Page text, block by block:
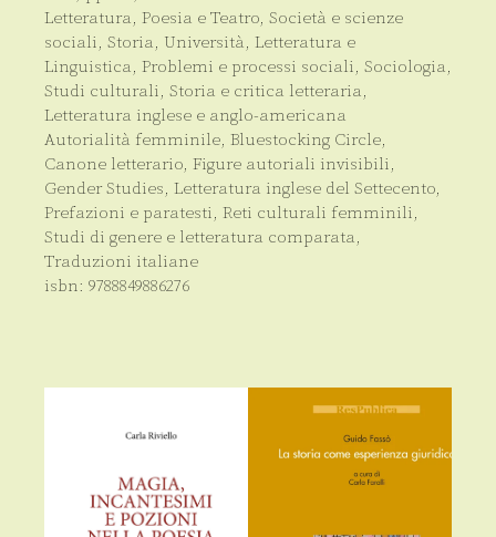
Letteratura, Poesia e Teatro, Società e scienze
sociali, Storia, Università, Letteratura e
Linguistica, Problemi e processi sociali, Sociologia,
Studi culturali, Storia e critica letteraria,
Letteratura inglese e anglo-americana
Autorialità femminile, Bluestocking Circle,
Canone letterario, Figure autoriali invisibili,
Gender Studies, Letteratura inglese del Settecento,
Prefazioni e paratesti, Reti culturali femminili,
Studi di genere e letteratura comparata,
Traduzioni italiane
isbn: 9788849886276